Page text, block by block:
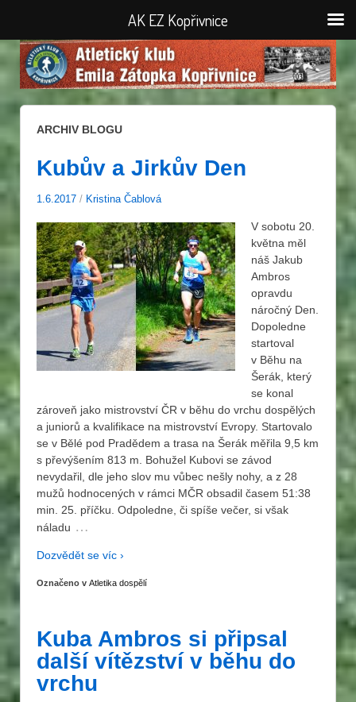
ARCHIV BLOGU
Kubův a Jirkův Den
1.6.2017 / Kristina Čablová
V sobotu 20.
května měl
náš Jakub
Ambros
opravdu
náročný Den.
Dopoledne
startoval
v Běhu na
Šerák, který
se konal
zároveň jako mistrovství ČR v běhu do vrchu dospělých
a juniorů a kvalifikace na mistrovství Evropy. Startovalo
se v Bělé pod Pradědem a trasa na Šerák měřila 9,5 km
s převýšením 813 m. Bohužel Kubovi se závod
nevydařil, dle jeho slov mu vůbec nešly nohy, a z 28
mužů hodnocených v rámci MČR obsadil časem 51:38
min. 25. příčku. Odpoledne, či spíše večer, si však
náladu …
Dozvědět se víc ›
Označeno v Atletika dospělí
Kuba Ambros si připsal
další vítězství v běhu do
vrchu
AK EZ Kopřivnice